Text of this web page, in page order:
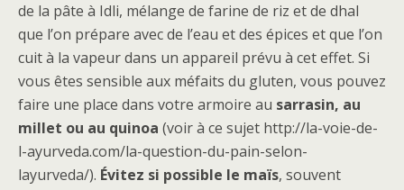
de la pâte à Idli, mélange de farine de riz et de dhal
que l’on prépare avec de l’eau et des épices et que l’on
cuit à la vapeur dans un appareil prévu à cet effet. Si
vous êtes sensible aux méfaits du gluten, vous pouvez
faire une place dans votre armoire au sarrasin, au
millet ou au quinoa (voir à ce sujet http://la-voie-de-
l-ayurveda.com/la-question-du-pain-selon-
layurveda/). Évitez si possible le maïs, souvent